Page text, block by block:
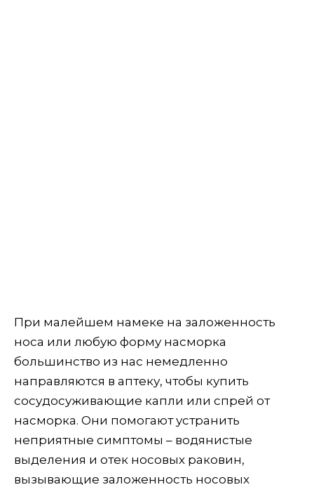
При малейшем намеке на заложенность
носа или любую форму насморка
большинство из нас немедленно
направляются в аптеку, чтобы купить
сосудосуживающие капли или спрей от
насморка. Они помогают устранить
неприятные симптомы – водянистые
выделения и отек носовых раковин,
вызывающие заложенность носовых